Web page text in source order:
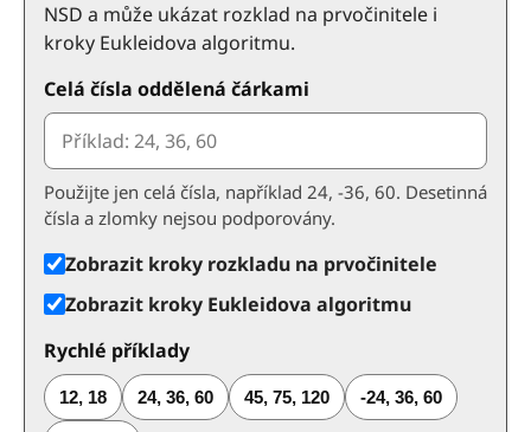
NSD a může ukázat rozklad na prvočinitele i
kroky Eukleidova algoritmu.
Celá čísla oddělená čárkami
Použijte jen celá čísla, například 24, -36, 60. Desetinná
čísla a zlomky nejsou podporovány.
Zobrazit kroky rozkladu na prvočinitele
Zobrazit kroky Eukleidova algoritmu
Rychlé příklady
12, 18 24, 36, 60 45, 75, 120 -24, 36, 60